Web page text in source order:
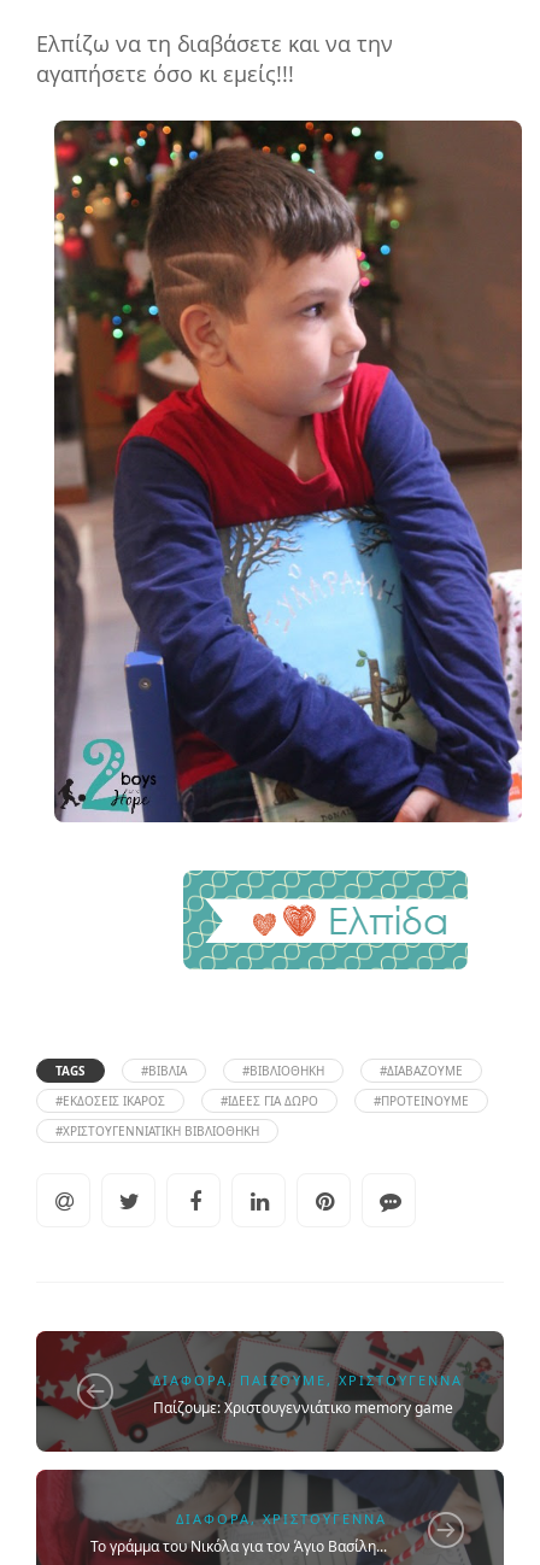
Ελπίζω να τη διαβάσετε και να την
αγαπήσετε όσο κι εμείς!!!
TAGS #ΒΙΒΛΊΑ #ΒΙΒΛΙΟΘΉΚΗ
#ΔΙΑΒΆΖΟΥΜΕ
#ΕΚΔΌΣΕΙΣ ΊΚΑΡΟΣ
#ΙΔΈΕΣ ΓΙΑ ΔΏΡΟ
#ΠΡΟΤΕΊΝΟΥΜΕ
#ΧΡΙΣΤΟΥΓΕΝΝΙΆΤΙΚΗ ΒΙΒΛΙΟΘΉΚΗ
ΔΙΆΦΟΡΑ, ΠΑΊΖΟΥΜΕ,ΧΡΙΣΤΟΎΓΕΝΝΑ
Παίζουμε: Χριστουγεννιάτικο memory game
ΔΙΆΦΟΡΑ,ΧΡΙΣΤΟΎΓΕΝΝΑ
Το γράμμα του Νικόλα για τον Άγιο Βασίλη...